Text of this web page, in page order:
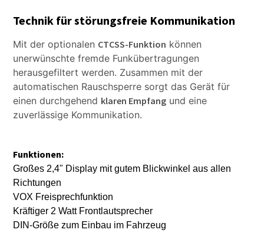
Technik für störungsfreie Kommunikation
Mit der optionalen CTCSS-Funktion können
unerwünschte fremde Funkübertragungen
herausgefiltert werden. Zusammen mit der
automatischen Rauschsperre sorgt das Gerät für
einen durchgehend klaren Empfang und eine
zuverlässige Kommunikation.
Funktionen:
Großes 2,4" Display mit gutem Blickwinkel aus allen
Richtungen
VOX Freisprechfunktion
Kräftiger 2 Watt Frontlautsprecher
DIN-Größe zum Einbau im Fahrzeug